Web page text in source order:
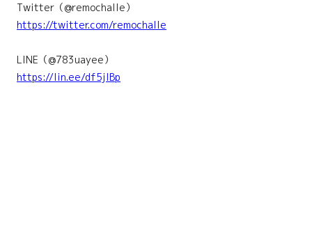
Twitter（@remochalle）
https://twitter.com/remochalle
LINE（@783uayee）
https://lin.ee/df5jlBp